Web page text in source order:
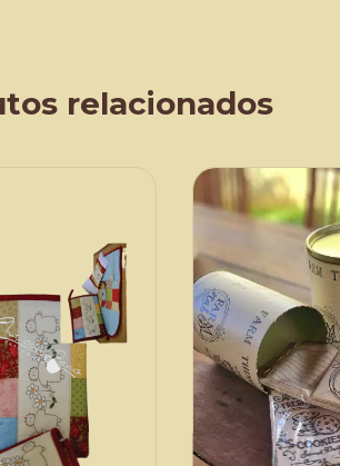
relacionados